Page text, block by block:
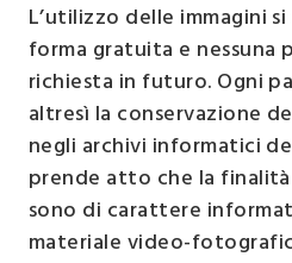
L’utilizzo delle immagini
forma gratuita e nessuna
richiesta in futuro. Ogni
altresì la conservazione
negli archivi informatici
prende atto che la
sono di carattere
materiale video-